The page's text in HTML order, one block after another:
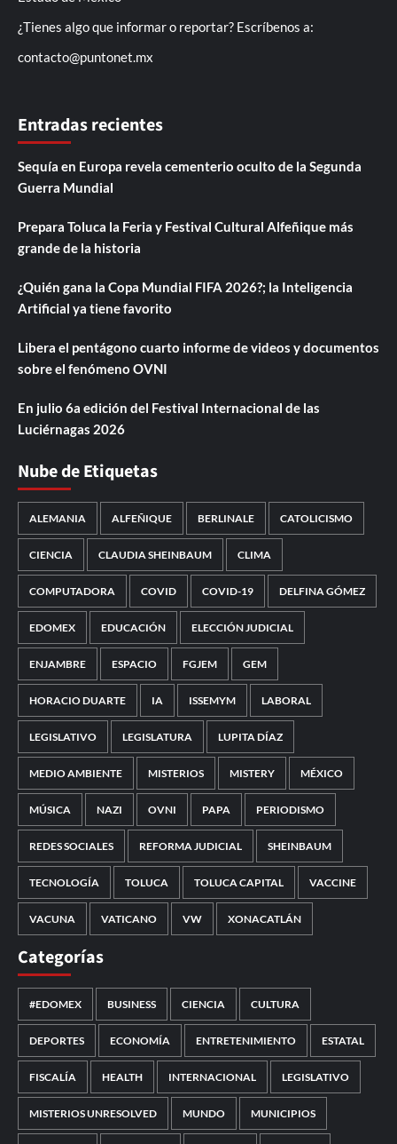
¿Tienes algo que informar o reportar? Escríbenos a:
contacto@puntonet.mx
Entradas recientes
Sequía en Europa revela cementerio oculto de la Segunda
Guerra Mundial
Prepara Toluca la Feria y Festival Cultural Alfeñique más
grande de la historia
¿Quién gana la Copa Mundial FIFA 2026?; la Inteligencia
Artificial ya tiene favorito
Libera el pentágono cuarto informe de videos y documentos
sobre el fenómeno OVNI
En julio 6a edición del Festival Internacional de las
Luciérnagas 2026
Nube de Etiquetas
ALEMANIA ALFEÑIQUE BERLINALE CATOLICISMO
CIENCIA CLAUDIA SHEINBAUM CLIMA
COMPUTADORA COVID COVID-19 DELFINA GÓMEZ
EDOMEX EDUCACIÓN ELECCIÓN JUDICIAL
ENJAMBRE ESPACIO FGJEM GEM
HORACIO DUARTE IA ISSEMYM LABORAL
LEGISLATIVO LEGISLATURA LUPITA DÍAZ
MEDIO AMBIENTE MISTERIOS MISTERY MÉXICO
MÚSICA NAZI OVNI PAPA PERIODISMO
REDES SOCIALES REFORMA JUDICIAL SHEINBAUM
TECNOLOGÍA TOLUCA TOLUCA CAPITAL VACCINE
VACUNA VATICANO VW XONACATLÁN
Categorías
#EDOMEX BUSINESS CIENCIA CULTURA
DEPORTES ECONOMÍA ENTRETENIMIENTO ESTATAL
FISCALÍA HEALTH INTERNACIONAL LEGISLATIVO
MISTERIOS UNRESOLVED MUNDO MUNICIPIOS